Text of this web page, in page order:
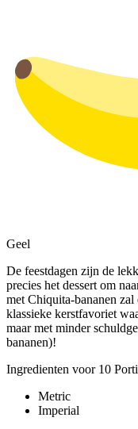
Geel
De feestdagen zijn de
precies het dessert om
met Chiquita-bananen zal
klassieke kerstfavoriet
maar met minder
bananen)!
Ingredienten voor 10
Metric
Imperial